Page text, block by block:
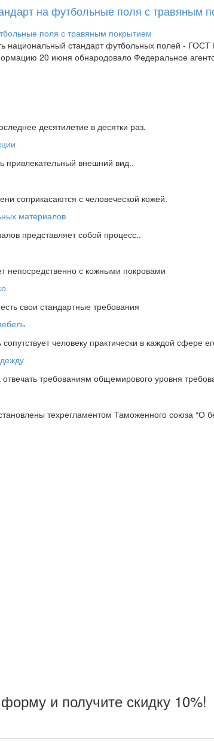
на футбольные поля с травяным
национальный стандарт футбольных полей -
20 июня обнародовало Федеральное
десятилетие в десятки раз.
привлекательный внешний вид..
соприкасаются с человеческой кожей.
представляет собой процесс..
непосредственно с кожными покровами
свои стандартные требования
человеку практически в каждой сфере
требованиям общемирового уровня
техрегламентом Таможенного союза “О
и получите скидку 10%!